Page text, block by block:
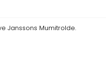
Janssons Mumitrolde.